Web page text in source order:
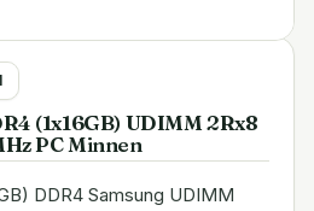
(1x16GB) UDIMM 2Rx8
PC Minnen
DDR4 Samsung UDIMM